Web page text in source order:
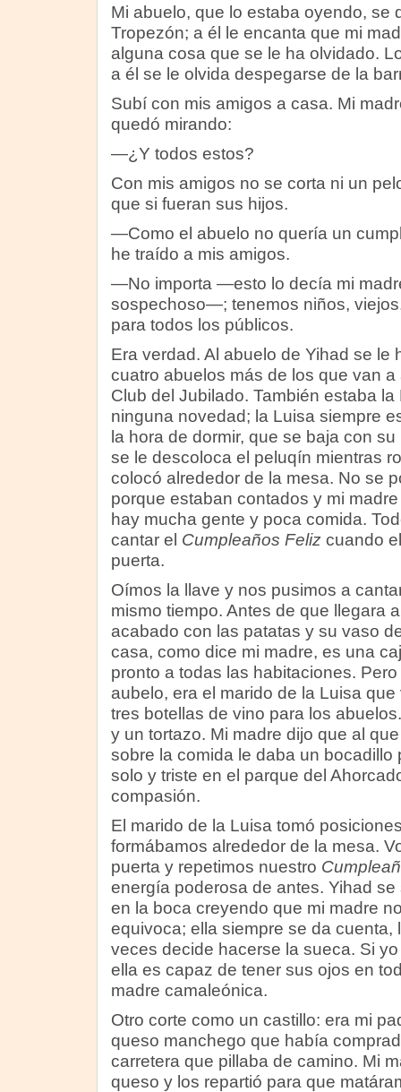
Mi abuelo, que lo estaba oyendo, se
Tropezón; a él le encanta que mi
alguna cosa que se le ha olvidado.
a él se le olvida despegarse de la
Subí con mis amigos a casa. Mi
quedó mirando:
—¿Y todos estos?
Con mis amigos no se corta ni un
que si fueran sus hijos.
—Como el abuelo no quería un
he traído a mis amigos.
—No importa —esto lo decía mi
sospechoso—; tenemos niños,
para todos los públicos.
Era verdad. Al abuelo de Yihad se le
cuatro abuelos más de los que van
Club del Jubilado. También estaba
ninguna novedad; la Luisa siempre
la hora de dormir, que se baja con
se le descoloca el peluqín mientras
colocó alrededor de la mesa. No se
porque estaban contados y mi
hay mucha gente y poca comida.
cantar el Cumpleaños Felizcuando
puerta.
Oímos la llave y nos pusimos a
mismo tiempo. Antes de que llegara
acabado con las patatas y su vaso
casa, como dice mi madre, es una
pronto a todas las habitaciones.
aubelo, era el marido de la Luisa
tres botellas de vino para los
y un tortazo. Mi madre dijo que al
sobre la comida le daba un bocadillo
solo y triste en el parque del
compasión.
El marido de la Luisa tomó
formábamos alrededor de la mesa.
puerta y repetimos nuestro
energía poderosa de antes. Yihad
en la boca creyendo que mi madre
equivoca; ella siempre se da cuenta,
veces decide hacerse la sueca. Si
ella es capaz de tener sus ojos en
madre camaleónica.
Otro corte como un castillo: era mi
queso manchego que había
carretera que pillaba de camino. Mi
queso y los repartió para que